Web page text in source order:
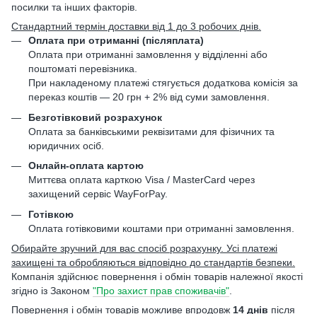
посилки та інших факторів.
Стандартний термін доставки від 1 до 3 робочих днів.
Оплата при отриманні (післяплата)
Оплата при отриманні замовлення у відділенні або
поштоматі перевізника.
При накладеному платежі стягується додаткова комісія за
переказ коштів — 20 грн + 2% від суми замовлення.
Безготівковий розрахунок
Оплата за банківськими реквізитами для фізичних та
юридичних осіб.
Онлайн-оплата картою
Миттєва оплата карткою Visa / MasterCard через
захищений сервіс WayForPay.
Готівкою
Оплата готівковими коштами при отриманні замовлення.
Обирайте зручний для вас спосіб розрахунку. Усі платежі
захищені та обробляються відповідно до стандартів безпеки.
Компанія здійснює повернення і обмін товарів належної якості
згідно із Законом "Про захист прав споживачів"
Повернення і обмін товарів можливе впродовж 14 днів після